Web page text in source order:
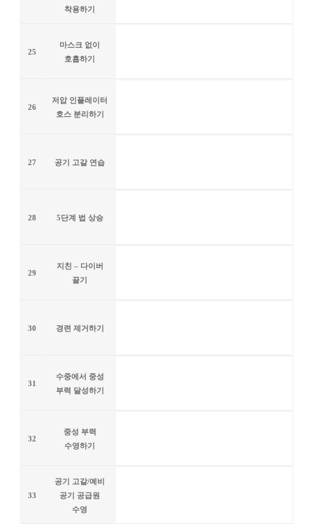
착용하기
25
마스크 없이
호흡하기
26
저압 인플레이터
호스 분리하기
27 공기 고갈 연습
28 5단계 법 상승
29
지친 – 다이버
끌기
30 경련 제거하기
31
수중에서 중성
부력 달성하기
32
중성 부력
수영하기
33
공기 고갈/예비
공기 공급원
수영